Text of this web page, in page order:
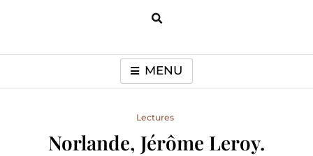
MENU
Lectures
Norlande, Jérôme Leroy.